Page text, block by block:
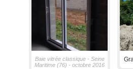
Baie vitrée classique - Seine
Maritime (76) - octobre 2016